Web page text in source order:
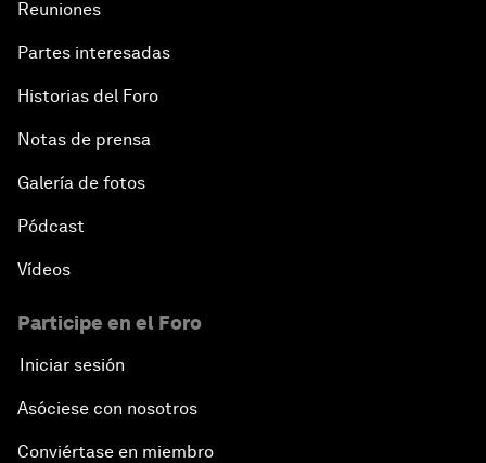
Reuniones
Partes interesadas
Historias del Foro
Notas de prensa
Galería de fotos
Pódcast
Vídeos
Participe en el Foro
Iniciar sesión
Asóciese con nosotros
Conviértase en miembro